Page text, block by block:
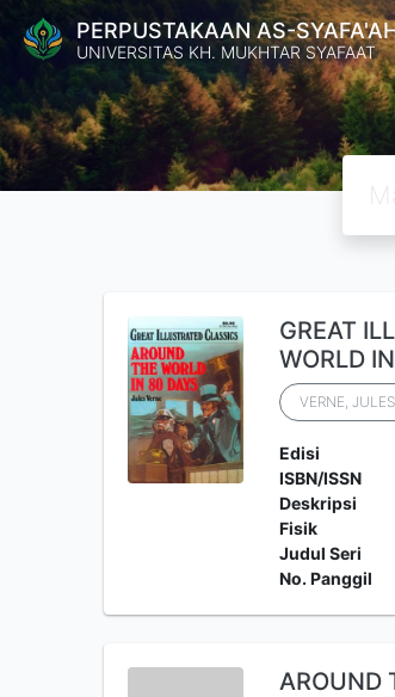
PERPUSTAKAAN AS-
UNIVERSITAS KH. MUKHTAR SYAFAAT
GREAT
WORLD
VERNE, JULES
Edisi
ISBN/ISSN
Deskripsi
Fisik
Judul Seri
No. Panggil
AROUND